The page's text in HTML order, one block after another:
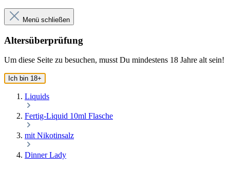
Menü schließen
Altersüberprüfung
Um diese Seite zu besuchen, musst Du mindestens 18 Jahre alt sein!
Ich bin 18+
Liquids
Fertig-Liquid 10ml Flasche
mit Nikotinsalz
Dinner Lady